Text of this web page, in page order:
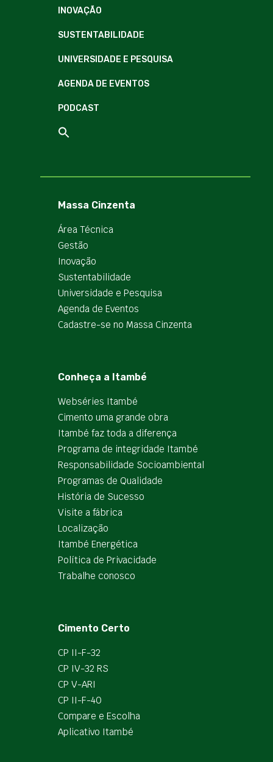
INOVAÇÃO
SUSTENTABILIDADE
UNIVERSIDADE E PESQUISA
AGENDA DE EVENTOS
PODCAST
Massa Cinzenta
Área Técnica
Gestão
Inovação
Sustentabilidade
Universidade e Pesquisa
Agenda de Eventos
Cadastre-se no Massa Cinzenta
Conheça a Itambé
Webséries Itambé
Cimento uma grande obra
Itambé faz toda a diferença
Programa de integridade Itambé
Responsabilidade Socioambiental
Programas de Qualidade
História de Sucesso
Visite a fábrica
Localização
Itambé Energética
Política de Privacidade
Trabalhe conosco
Cimento Certo
CP II-F-32
CP IV-32 RS
CP V-ARI
CP II-F-40
Compare e Escolha
Aplicativo Itambé